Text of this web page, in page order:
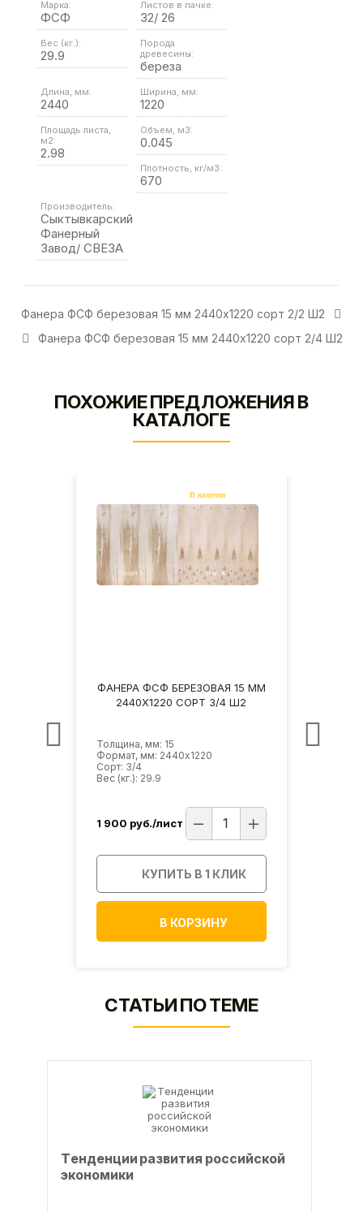
Марка:
ФСФ
Листов в пачке:
32/ 26
Вес (кг.):
29.9
Порода
древесины:
береза
Длина, мм:
2440
Ширина, мм:
1220
Площадь листа,
м2:
2.98
Объем, м3:
0.045
Плотность, кг/м3:
670
Производитель:
Сыктывкарский
Фанерный
Завод/ СВЕЗА
Фанера ФСФ березовая 15 мм 2440х1220 сорт 2/2 Ш2
Фанера ФСФ березовая 15 мм 2440х1220 сорт 2/4 Ш2
ПОХОЖИЕ ПРЕДЛОЖЕНИЯ В
КАТАЛОГЕ
ФАНЕРА ФСФ БЕРЕЗОВАЯ 15 ММ
2440Х1220 СОРТ 3/4 Ш2
Толщина, мм: 15
Формат, мм: 2440х1220
Сорт: 3/4
Вес (кг.): 29.9
1 900 руб./лист
КУПИТЬ В 1 КЛИК
В КОРЗИНУ
СТАТЬИ ПО ТЕМЕ
Тeндeнции paзвития poccийcкoй
экoнoмики